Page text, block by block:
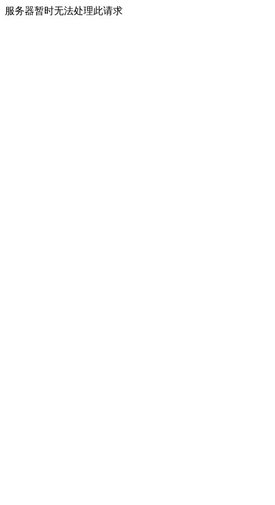
服务器暂时无法处理此请求